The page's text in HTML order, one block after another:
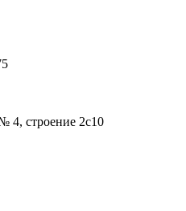
4, строение 2с10